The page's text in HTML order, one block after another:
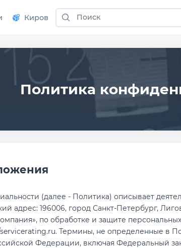
Киров
Политика
(далее - Политика) описывает
адрес: 196006, город Санкт-Петербург,
по обработке и защите
Термины, не определенные в
Федерации, включая Федеральный